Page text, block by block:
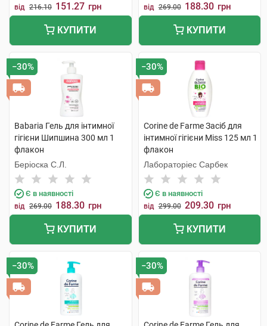
від 216.10 151.27 грн
КУПИТИ
від 269.00 188.30 грн
КУПИТИ
−30%
Babaria Гель для інтимної
гігієни Шипшина 300 мл 1
флакон
Беріоска С.Л.
Є в наявності
від 269.00 188.30 грн
КУПИТИ
−30%
Corine de Farme Засіб для
інтимної гігієни Miss 125 мл 1
флакон
Лабораторіес Сарбек
Є в наявності
від 299.00 209.30 грн
КУПИТИ
−30% −30%